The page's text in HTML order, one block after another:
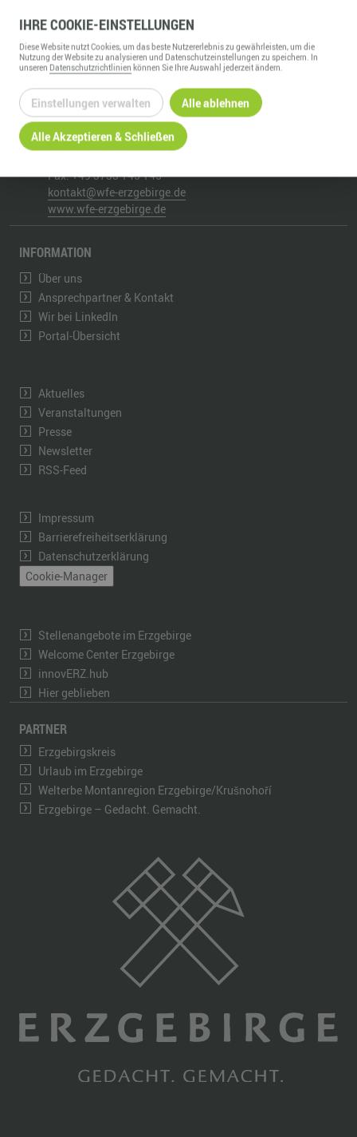
WIRTSCHAFTSFÖRDERUNG ERZGEBIRGE GMBH
Adam-Ries-Straße 16
09456Annaberg-Buchholz
Fax:+49 3733 145 145
kontakt@wfe-erzgebirge.de
www.wfe-erzgebirge.de
INFORMATION
Über uns
Ansprechpartner & Kontakt
Wir bei LinkedIn
Portal-Übersicht
Aktuelles
Veranstaltungen
Presse
Newsletter
RSS-Feed
Impressum
Barrierefreiheitserklärung
Datenschutzerklärung
Cookie-Manager
Stellenangebote im Erzgebirge
Welcome Center Erzgebirge
innovERZ.hub
Hier geblieben
PARTNER
Erzgebirgskreis
Urlaub im Erzgebirge
Welterbe Montanregion Erzgebirge/Krušnohoří
Erzgebirge – Gedacht. Gemacht.
IHRECOOKIE-EINSTELLUNGEN
DieseWebsitenutzt Cookies, um das beste Nutzererlebnis zu gewährleisten, um die
Nutzung derWebsitezu analysieren und Datenschutzeinstellungen zu speichern. In
unseren Datenschutzrichtlinien können Sie Ihre Auswahl jederzeit ändern.
Einstellungen verwalten Alle ablehnen
Alle Akzeptieren & Schließen